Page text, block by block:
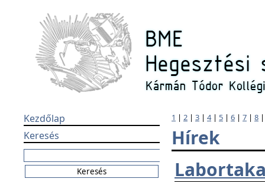
Kezdőlap
Keresés
1 | 2 | 3 | 4| 5 | 6 | 7 | 8
Hírek